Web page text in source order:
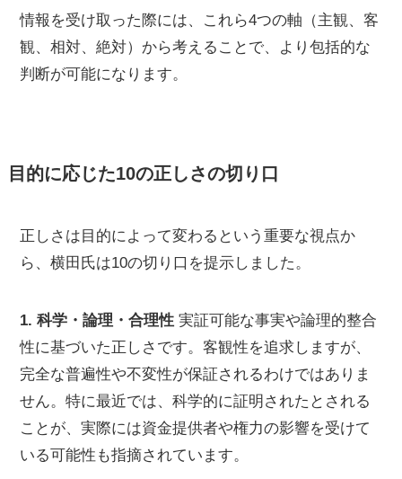
情報を受け取った際には、これら4つの軸（主観、客
観、相対、絶対）から考えることで、より包括的な
判断が可能になります。
目的に応じた10の正しさの切り口
正しさは目的によって変わるという重要な視点か
ら、横田氏は10の切り口を提示しました。
1. 科学・論理・合理性 実証可能な事実や論理的整合
性に基づいた正しさです。客観性を追求しますが、
完全な普遍性や不変性が保証されるわけではありま
せん。特に最近では、科学的に証明されたとされる
ことが、実際には資金提供者や権力の影響を受けて
いる可能性も指摘されています。